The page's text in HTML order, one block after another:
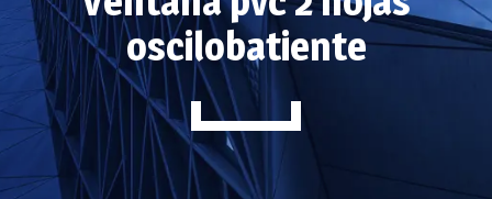
oscilobatiente